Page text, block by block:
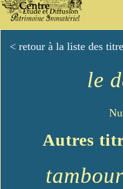
< retour à la liste des
le
Autres